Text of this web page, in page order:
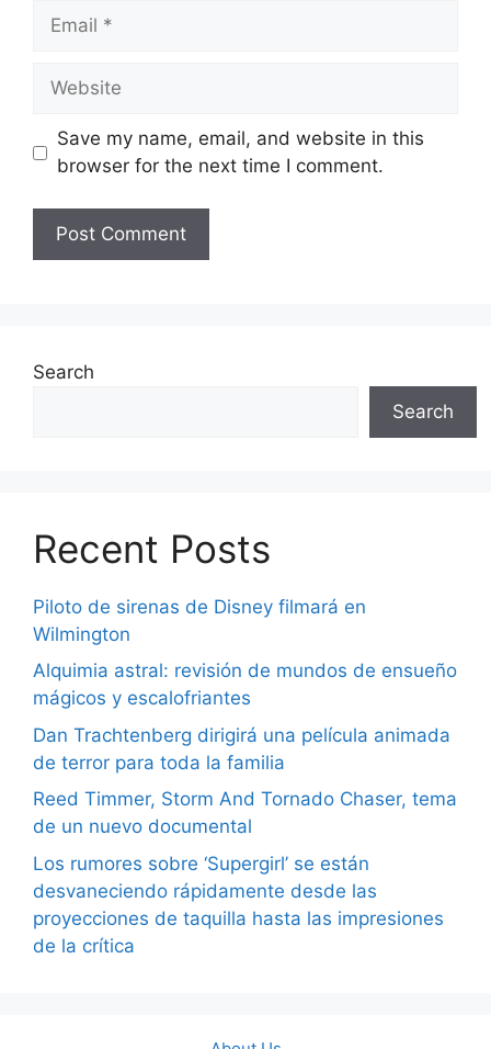
Email
Website
Save my name, email, and website in this
browser for the next time I comment.
Search
Search
Recent Posts
Piloto de sirenas de Disney filmará en
Wilmington
Alquimia astral: revisión de mundos de ensueño
mágicos y escalofriantes
Dan Trachtenberg dirigirá una película animada
de terror para toda la familia
Reed Timmer, Storm And Tornado Chaser, tema
de un nuevo documental
Los rumores sobre ‘Supergirl’ se están
desvaneciendo rápidamente desde las
proyecciones de taquilla hasta las impresiones
de la crítica